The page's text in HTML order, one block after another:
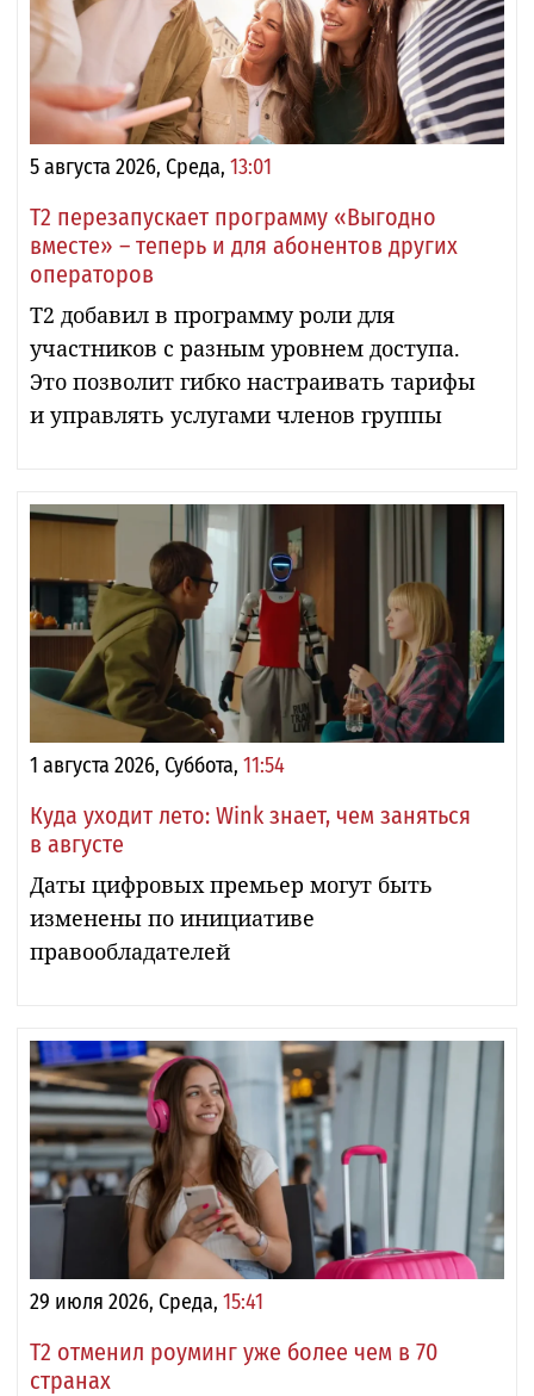
5 августа 2026, Среда, 13:01
Т2 перезапускает программу «Выгодно
вместе» – теперь и для абонентов других
операторов
Т2 добавил в программу роли для
участников с разным уровнем доступа.
Это позволит гибко настраивать тарифы
и управлять услугами членов группы
1 августа 2026, Суббота, 11:54
Куда уходит лето: Wink знает, чем заняться
в августе
Даты цифровых премьер могут быть
изменены по инициативе
правообладателей
29 июля 2026, Среда, 15:41
Т2 отменил роуминг уже более чем в 70
странах